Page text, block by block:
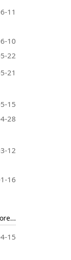
11
10
22
21
15
28
12
16
15